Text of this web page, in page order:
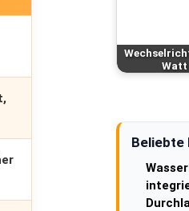
Watt
Beliebte